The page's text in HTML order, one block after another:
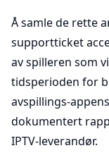
Å samle de rette
supportticket
av spilleren som
tidsperioden for
avspillings-
dokumentert
IPTV-leverandør.